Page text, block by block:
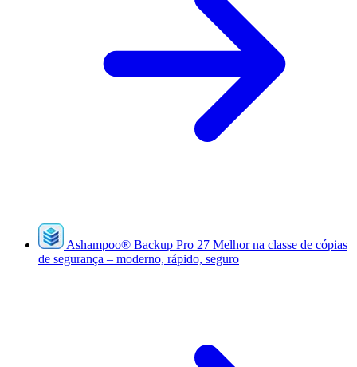
Ashampoo® Backup Pro 27 Melhor na classe de cópias
de segurança – moderno, rápido, seguro